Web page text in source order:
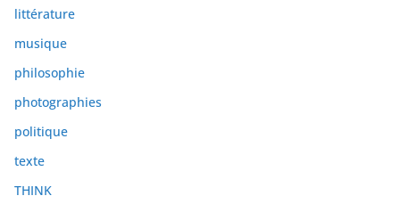
littérature
musique
philosophie
photographies
politique
texte
THINK